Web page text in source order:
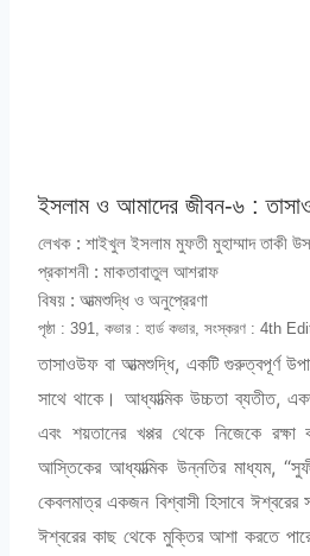
ইসলাম ও আমাদের জীবন-৬ :
লেখক : শাইখুল ইসলাম মুফতী মুহাম্মাদ তাকী
প্রকাশনী : মাকতাবাতুল আশরাফ
বিষয় : আত্মশুদ্ধি ও অনুপ্রেরণা
পৃষ্ঠা : 391, কভার : হার্ড কভার, সংস্করণ : 4th
তাসাওউফ বা আত্মশুদ্ধি, একটি গুরুত্বপূর্ণ
সাথে থাকে। আধ্যাত্মিক উচ্চতা ব্যতীত,
এবং শয়তানের খপ্পর থেকে নিজেকে
আস্তিকের আধ্যাত্মিক উন্নতির মাধ্যম,
কেবলমাত্র একজন বিশ্বাসী হিসাবে
ঈশ্বরের কাছ থেকে মুক্তির আশা করতে